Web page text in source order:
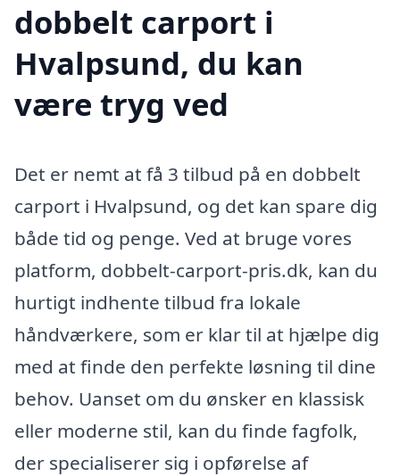
dobbelt carport i
Hvalpsund, du kan
være tryg ved
Det er nemt at få 3 tilbud på en dobbelt
carport i Hvalpsund, og det kan spare dig
både tid og penge. Ved at bruge vores
platform, dobbelt-carport-pris.dk, kan du
hurtigt indhente tilbud fra lokale
håndværkere, som er klar til at hjælpe dig
med at finde den perfekte løsning til dine
behov. Uanset om du ønsker en klassisk
eller moderne stil, kan du finde fagfolk,
der specialiserer sig i opførelse af